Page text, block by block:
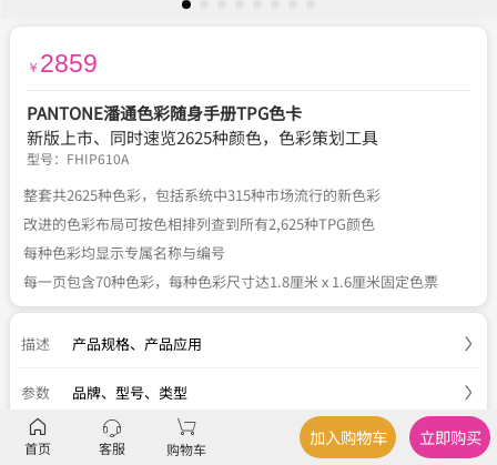
￥ 2859
PANTONE潘通色彩随身手册TPG色卡
新版上市、同时速览2625种颜色，色彩策划工具
型号： FHIP610A
整套共2625种色彩，包括系统中315种市场流行的新色彩
改进的色彩布局可按色相排列查到所有2,625种TPG颜色
每种色彩均显示专属名称与编号
每一页包含70种色彩，每种色彩尺寸达1.8厘米 x 1.6厘米固定色票
描述 产品规格、 产品应用
参数 品牌、型号、类型
服务 官方正品 关于税费、 七天退换
首页 客服 购物车
加入购物车 立即购买